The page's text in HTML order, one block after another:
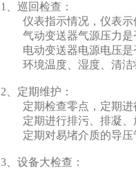
1、巡回检查：
仪表指示情况，仪表示
气动变送器气源压力是
电动变送器电源电压是
环境温度、湿度、清洁状
2、定期维护：
定期检查零点，定期进
定期进行排污、排凝、
定期对易堵介质的导压
3、设备大检查：